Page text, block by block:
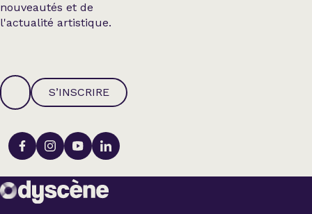
nouveautés et de
l'actualité artistique.
S’INSCRIRE